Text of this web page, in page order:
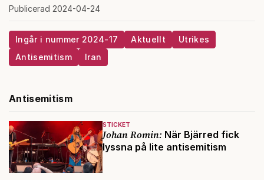
Publicerad 2024-04-24
Ingår i nummer 2024-17 Aktuellt
Utrikes
Antisemitism
Iran
Antisemitism
STICKET
Johan Romin: När Bjärred fick
lyssna på lite antisemitism